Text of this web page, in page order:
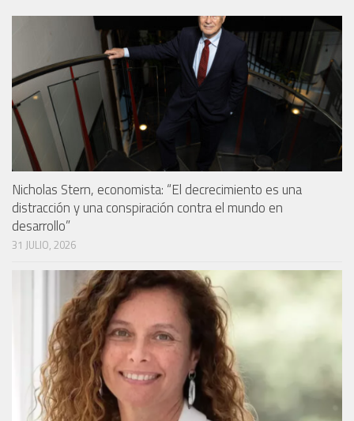
Nicholas Stern, economista: “El decrecimiento es una
distracción y una conspiración contra el mundo en
desarrollo”
31 JULIO, 2026